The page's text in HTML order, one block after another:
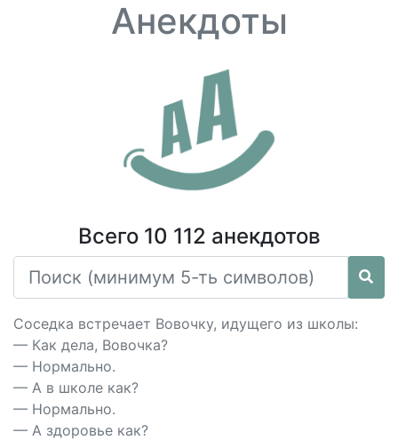
Анекдоты
Всего 10 112 анекдотов
Соседка встречает Вовочку, идущего из школы:
— Как дела, Вовочка?
— Нормально.
— А в школе как?
— Нормально.
— А здоровье как?